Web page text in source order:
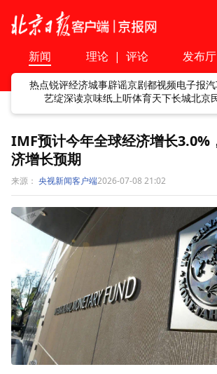
新闻 理论 | 评论 发布厅
热点锐评经济城事辟谣京剧都视频电子报
艺绽深读京味纸上听体育天下长城北京
IMF预计今年全球经济增长3.0%
济增长预期
来源： 央视新闻客户端2026-07-08 21:02